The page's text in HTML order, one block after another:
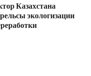
Казахстана
экологизации